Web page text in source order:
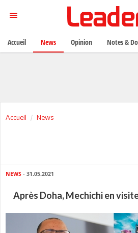
Accueil News
NEWS - 31.05.2021
Après Doha, Mechichi en
Accueil News Opinion Notes &